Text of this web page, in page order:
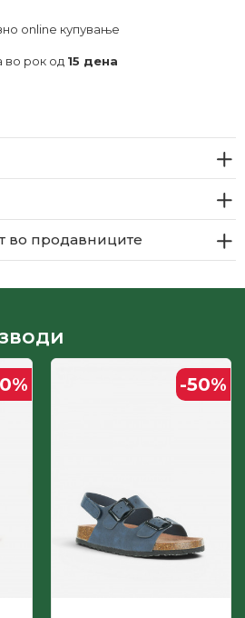
online купување
во рок од 15 дена
во продавниците
% -50%